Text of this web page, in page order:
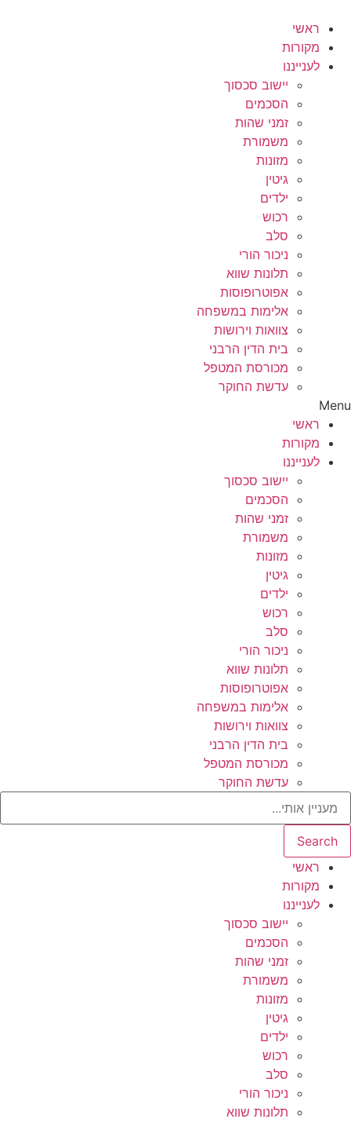
לתוכן
ראשי
מקורות
לענייננו
יישוב סכסוך
הסכמים
זמני שהות
משמורת
מזונות
גיטין
ילדים
רכוש
סלב
ניכור הורי
תלונות שווא
אפוטרופוסות
אלימות במשפחה
צוואות וירושות
בית הדין הרבני
מכורסת המטפל
עדשת החוקר
Menu
ראשי
מקורות
לענייננו
יישוב סכסוך
הסכמים
זמני שהות
משמורת
מזונות
גיטין
ילדים
רכוש
סלב
ניכור הורי
תלונות שווא
אפוטרופוסות
אלימות במשפחה
צוואות וירושות
בית הדין הרבני
מכורסת המטפל
עדשת החוקר
Search
ראשי
מקורות
לענייננו
יישוב סכסוך
הסכמים
זמני שהות
משמורת
מזונות
גיטין
ילדים
רכוש
סלב
ניכור הורי
תלונות שווא